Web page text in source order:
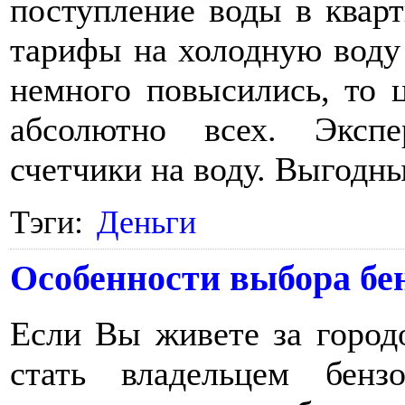
поступление воды в
тарифы на холодную
немного повысились, то
абсолютно всех.
счетчики на воду.
Тэги: Деньги
Особенности выбора
Если Вы живете за
стать владельцем